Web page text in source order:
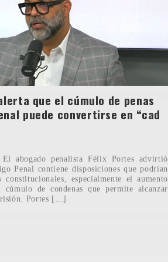
que el cúmulo de penas
puede convertirse en “cad
abogado penalista Félix Portes advirtió
Penal contiene disposiciones que podrían
constitucionales, especialmente el aumento
de condenas que permite alcanzar
Portes […]